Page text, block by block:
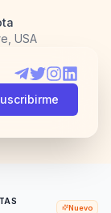
USA
Telegram
TwitterInstagram
Nuevo